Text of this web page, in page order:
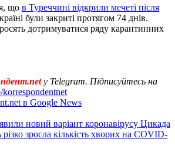
що в Туреччині відкрили мечеті після
були закриті протягом 74 днів.
дотримуватися ряду карантинних
у Telegram. Підписуйтесь на
korrespondentnet
в Google News
новий варіант коронавірусу Цикада
зросла кількість хворих на COVID-